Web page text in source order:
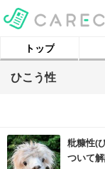
トップ
ひこう性
粃糠性(
ついて